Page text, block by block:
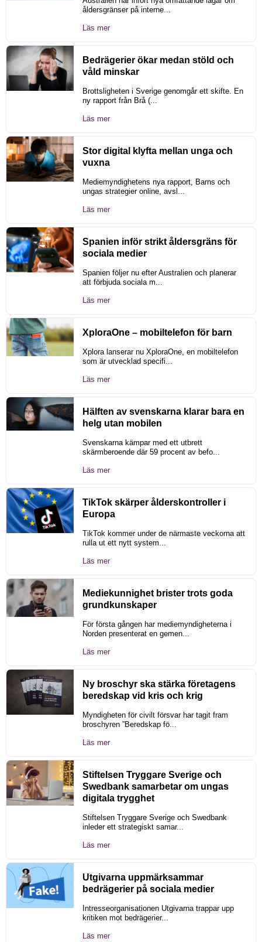
åldersgränser på interne...
Läs mer
Bedrägerier ökar medan stöld och
våld minskar
Brottsligheten i Sverige genomgår ett skifte. En
ny rapport från Brå (...
Läs mer
Stor digital klyfta mellan unga och
vuxna
Mediemyndighetens nya rapport, Barns och
ungas strategier online, avsl...
Läs mer
Spanien inför strikt åldersgräns för
sociala medier
Spanien följer nu efter Australien och planerar
att förbjuda sociala m...
Läs mer
XploraOne – mobiltelefon för barn
Xplora lanserar nu XploraOne, en mobiltelefon
som är utvecklad specifi...
Läs mer
Hälften av svenskarna klarar bara en
helg utan mobilen
Svenskarna kämpar med ett utbrett
skärmberoende där 59 procent av befo...
Läs mer
TikTok skärper ålderskontroller i
Europa
TikTok kommer under de närmaste veckorna att
rulla ut ett nytt system...
Läs mer
Mediekunnighet brister trots goda
grundkunskaper
För första gången har mediemyndigheterna i
Norden presenterat en gemen...
Läs mer
Ny broschyr ska stärka företagens
beredskap vid kris och krig
Myndigheten för civilt försvar har tagit fram
broschyren ”Beredskap fö...
Läs mer
Stiftelsen Tryggare Sverige och
Swedbank samarbetar om ungas
digitala trygghet
Stiftelsen Tryggare Sverige och Swedbank
inleder ett strategiskt samar...
Läs mer
Utgivarna uppmärksammar
bedrägerier på sociala medier
Intresseorganisationen Utgivarna trappar upp
kritiken mot bedrägerier...
Läs mer